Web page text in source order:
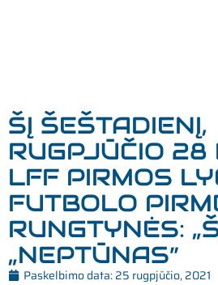
ŠĮ ŠEŠTADIENĮ,
RUGPJŪČIO 28
LFF PIRMOS
FUTBOLO
RUNGTYNĖS:
„NEPTŪNAS”
Paskelbimo data:25 rugpjūčio, 2021